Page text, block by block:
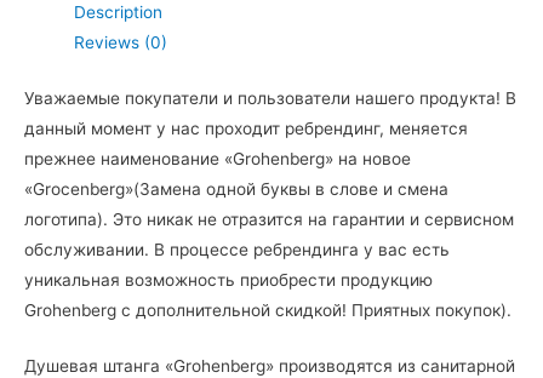
ОтправитьDescription
Reviews (0)
Уважаемые покупатели и пользователи нашего продукта! В
данный момент у нас проходит ребрендинг, меняется
прежнее наименование «Grohenberg» на новое
«Grocenberg»(Замена одной буквы в слове и смена
логотипа). Это никак не отразится на гарантии и сервисном
обслуживании. В процессе ребрендинга у вас есть
уникальная возможность приобрести продукцию
Grohenberg с дополнительной скидкой! Приятных покупок).
Душевая штанга «Grohenberg» производятся из санитарной